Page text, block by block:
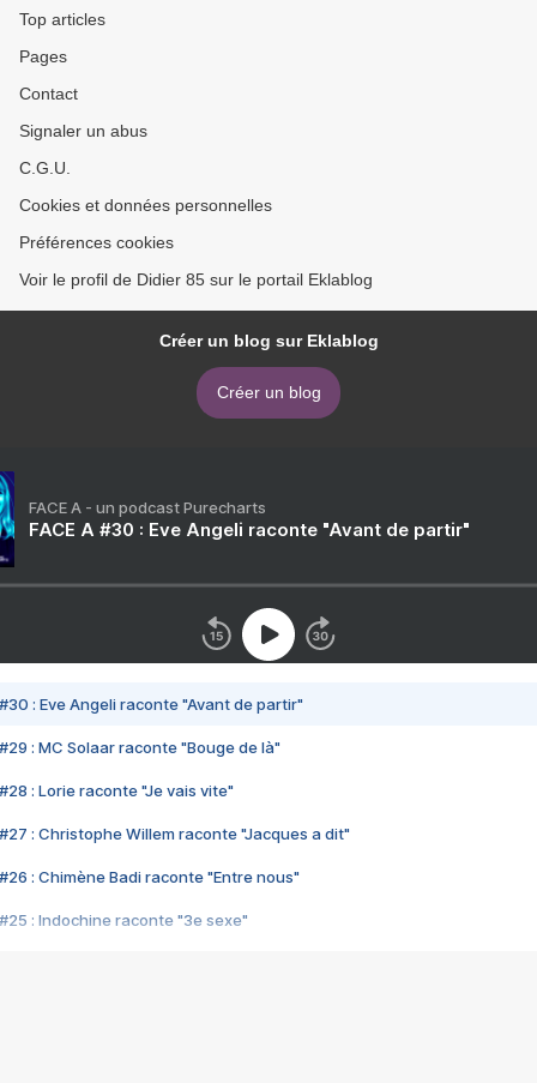
Top articles
Pages
Contact
Signaler un abus
C.G.U.
Cookies et données personnelles
Préférences cookies
Voir le profil de Didier 85 sur le portail Eklablog
Créer un blog sur Eklablog
Créer un blog
FACE A - un podcast Purecharts
FACE A #30 : Eve Angeli raconte "Avant de partir"
#30 : Eve Angeli raconte "Avant de partir"
#29 : MC Solaar raconte "Bouge de là"
#28 : Lorie raconte "Je vais vite"
#27 : Christophe Willem raconte "Jacques a dit"
#26 : Chimène Badi raconte "Entre nous"
#25 : Indochine raconte "3e sexe"